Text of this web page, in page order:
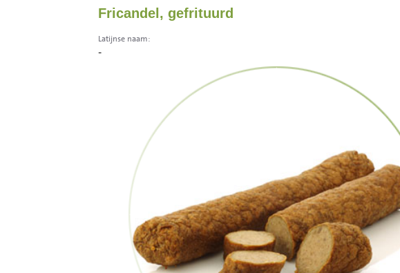
Fricandel, gefrituurd
Latijnse naam:
-